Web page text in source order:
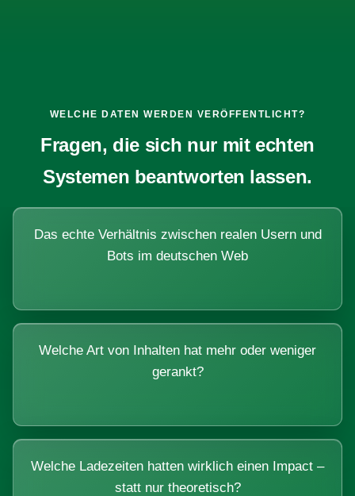
WELCHE DATEN WERDEN VERÖFFENTLICHT?
Fragen, die sich nur mit echten
Systemen beantworten lassen.
Das echte Verhältnis zwischen realen Usern und
Bots im deutschen Web
Welche Art von Inhalten hat mehr oder weniger
gerankt?
Welche Ladezeiten hatten wirklich einen Impact –
statt nur theoretisch?